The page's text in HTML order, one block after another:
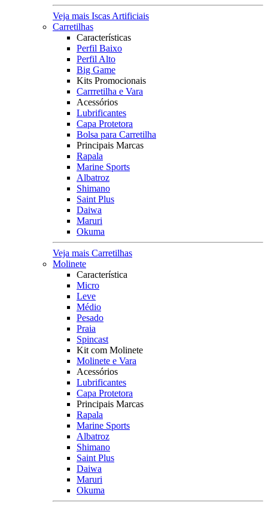
Veja mais Iscas Artificiais
Carretilhas
Características
Perfil Baixo
Perfil Alto
Big Game
Kits Promocionais
Carrretilha e Vara
Acessórios
Lubrificantes
Capa Protetora
Bolsa para Carretilha
Principais Marcas
Rapala
Marine Sports
Albatroz
Shimano
Saint Plus
Daiwa
Maruri
Okuma
Veja mais Carretilhas
Molinete
Característica
Micro
Leve
Médio
Pesado
Praia
Spincast
Kit com Molinete
Molinete e Vara
Acessórios
Lubrificantes
Capa Protetora
Principais Marcas
Rapala
Marine Sports
Albatroz
Shimano
Saint Plus
Daiwa
Maruri
Okuma